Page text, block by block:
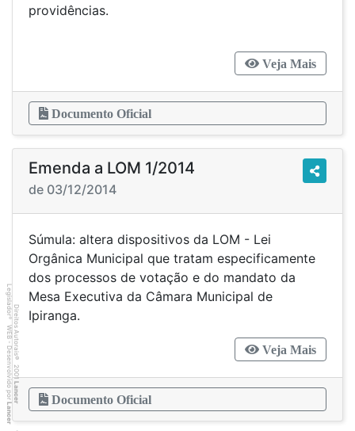
providências.
Veja Mais
Documento Oficial
Emenda a LOM 1/2014
de 03/12/2014
Súmula: altera dispositivos da LOM - Lei
Orgânica Municipal que tratam especificamente
dos processos de votação e do mandato da
Mesa Executiva da Câmara Municipal de
Ipiranga.
Veja Mais
Documento Oficial
Direitos Autorais
©
2001
Lancer
Legislador
®
WEB - Desenvolvido por
Lancer